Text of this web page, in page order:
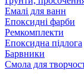
Емалі для ванн
Епоксидні фарби
Ремкомплекти
Епоксидна підлога
Барвники
Смола для